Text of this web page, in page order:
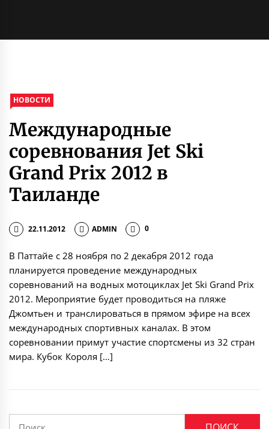
НОВОСТИ
Международные
соревнования Jet Ski
Grand Prix 2012 в
Таиланде
22.11.2012 ADMIN 0
В Паттайе с 28 ноября по 2 декабря 2012 года
планируется проведение международных
соревнований на водных мотоциклах Jet Ski Grand Prix
2012. Мероприятие будет проводиться на пляже
Джомтьен и транслироваться в прямом эфире на всех
международных спортивных каналах. В этом
соревновании примут участие спортсмены из 32 стран
мира. Кубок Короля […]